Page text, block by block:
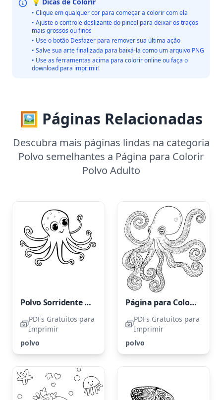
• Clique em qualquer cor para começar a colorir com ela
• Ajuste o controle deslizante do pincel para deixar os traços
mais grossos ou finos
• Use o botão Desfazer para remover sua última ação
• Salve sua arte finalizada para baixá-la como um arquivo PNG
• Use as ferramentas acima para colorir online ou faça o
download para imprimir!
🖼️ Páginas Relacionadas
Descubra mais páginas lindas na categoria
Polvo semelhantes a Página para Colorir
Polvo Adulto
Polvo Sorridente Amigável
PDFs Gratuitos para
Imprimir
polvo
Página para Colorir de Polvo para Adultos
PDFs Gratuitos para
Imprimir
polvo